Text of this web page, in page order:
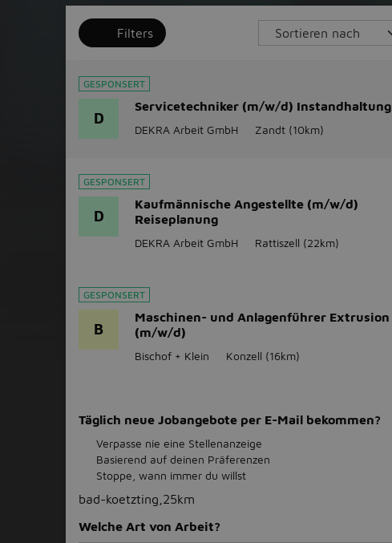
Filters
GESPONSERT
D
Servicetechniker (m/w/d) Instandhaltung
DEKRA Arbeit GmbH Zandt (10km)
GESPONSERT
D
Kaufmännische Angestellte (m/w/d)
Reiseplanung
DEKRA Arbeit GmbH Rattiszell (22km)
GESPONSERT
B
Maschinen- und Anlagenführer Extrusion
(m/w/d)
Bischof + Klein Konzell (16km)
Täglich neue Jobangebote per E-Mail bekommen?
Verpasse nie eine Stellenanzeige
Basierend auf deinen Präferenzen
Stoppe, wann immer du willst
bad-koetzting,25km
Welche Art von Arbeit?